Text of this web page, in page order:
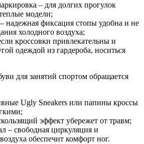
– для долгих прогулок
модели;
надежная фиксация стопы удобна и не
холодного воздуха;
кроссовки привлекательны и
одеждой из гардероба, носиться
для занятий спортом обращается
Ugly Sneakers или папины кроссы
эффект убережет от травм;
– свободная циркуляция и
обеспечит комфорт ног.